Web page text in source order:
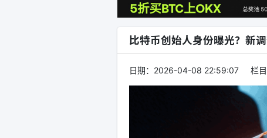
比特币创始人身份曝光？新
日期： 2026-04-08 22:59:07 栏目